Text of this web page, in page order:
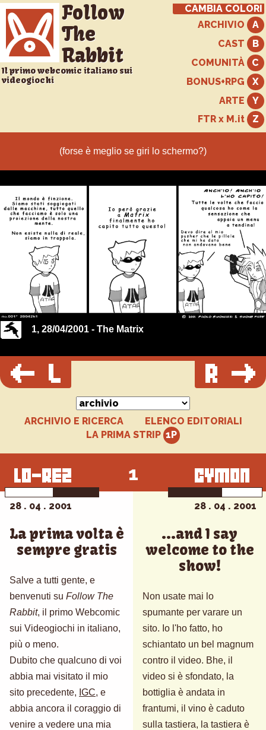
Follow
The
Rabbit
Il primo webcomic italiano sui
videogiochi
CAMBIA COLORI
ARCHIVIO
CAST
COMUNITÀ
BONUS+RPG
ARTE
FTR x M.it
1, 28/04/2001 - The Matrix
ARCHIVIO E RICERCA
ELENCO EDITORIALI
LA PRIMA STRIP
1
28 . 04 . 2001
La prima volta è
sempre gratis
Salve a tutti gente, e
benvenuti su Follow The
Rabbit, il primo Webcomic
sui Videogiochi in italiano,
più o meno.
Dubito che qualcuno di voi
abbia mai visitato il mio
sito precedente, IGC, e
abbia ancora il coraggio di
venire a vedere una mia
28 . 04 . 2001
...and I say
welcome to the
show!
Non usate mai lo
spumante per varare un
sito. Io l'ho fatto, ho
schiantato un bel magnum
contro il video. Bhe, il
video si è sfondato, la
bottiglia è andata in
frantumi, il vino è caduto
sulla tastiera, la tastiera è